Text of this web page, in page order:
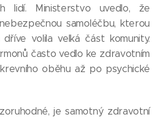
lidí. Ministerstvo uvedlo, že
samoléčbu, kterou
dříve volila velká část komunity.
často vedlo ke zdravotním
oběhu až po psychické
je samotný zdravotní